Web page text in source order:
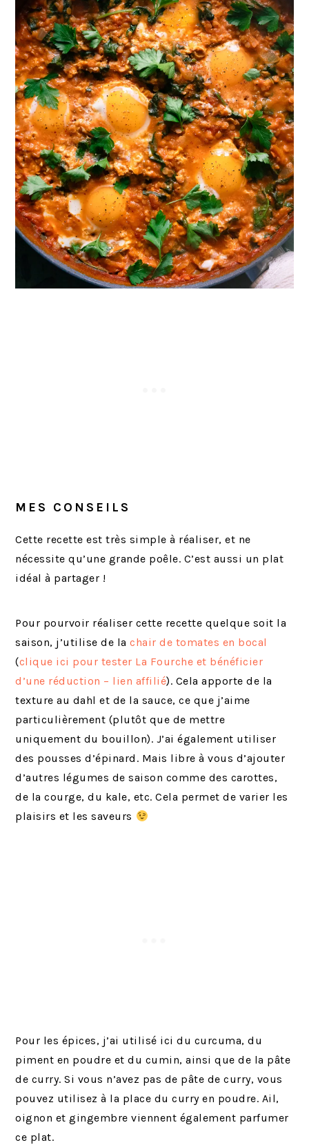
MES CONSEILS
Cette recette est très simple à réaliser, et ne
nécessite qu’une grande poêle. C’est aussi un plat
idéal à partager !
Pour pourvoir réaliser cette recette quelque soit la
saison, j’utilise de lachair de tomates en bocal
(clique ici pour tester La Fourche et bénéficier
d’une réduction – lien affilié). Cela apporte de la
texture au dahl et de la sauce, ce que j’aime
particulièrement (plutôt que de mettre
uniquement du bouillon). J’ai également utiliser
des pousses d’épinard. Mais libre à vous d’ajouter
d’autres légumes de saison comme des carottes,
de la courge, du kale, etc. Cela permet de varier les
plaisirs et les saveurs
Pour les épices, j’ai utilisé ici du curcuma, du
piment en poudre et du cumin, ainsi que de la pâte
de curry. Si vous n’avez pas de pâte de curry, vous
pouvez utilisez à la place du curry en poudre. Ail,
oignon et gingembre viennent également parfumer
ce plat.